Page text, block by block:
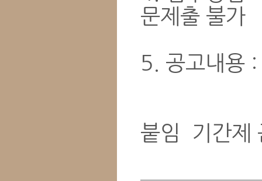
문제출 불가
5. 공고내용
붙임 기간제